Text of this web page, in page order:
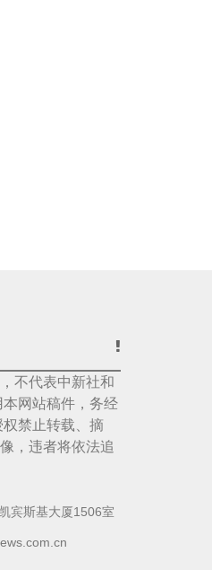
不代表中新社和
网站稿件，务经
禁止转载、摘
，违者将依法追
宾斯基大厦1506室